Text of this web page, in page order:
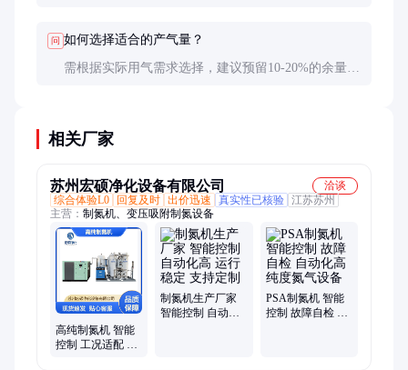
问 如何选择适合的产气量？
需根据实际用气需求选择，建议预留10-20%的余量以
相关厂家
苏州宏硕净化设备有限公司
洽谈
综合体验L0
回复及时 出价迅速 真实性已核验 江苏苏州
主营： 制氮机、变压吸附制氮设备
高纯制氮机 智能
控制 工况适配 自
制氮机生产厂家
智能控制 自动化
PSA制氮机 智能
控制 故障自检 自